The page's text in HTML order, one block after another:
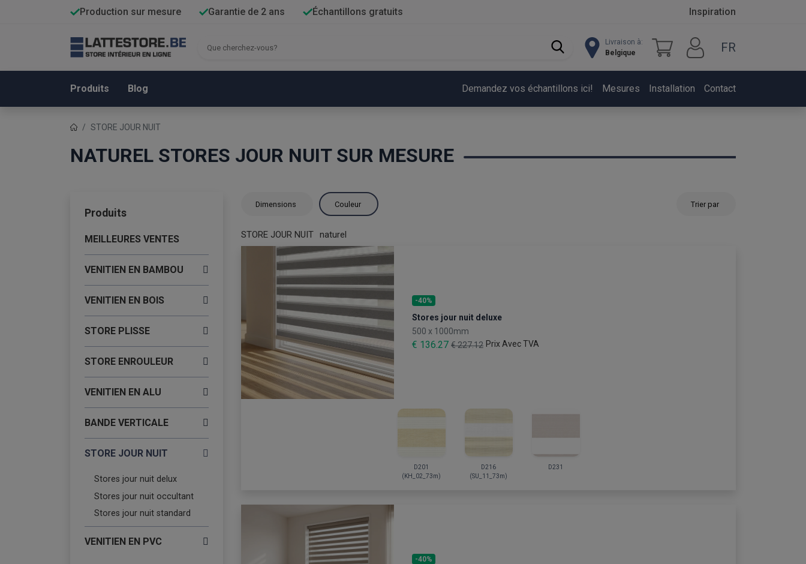
Production sur mesure Garantie de 2 ans Échantillons gratuits Inspiration
Livraison à:
Belgique
FR
Produits Blog Demandez vos échantillons ici! Mesures Installation Contact
STORE JOUR NUIT
NATUREL STORES JOUR NUIT SUR MESURE
Produits
MEILLEURES VENTES
VENITIEN EN BAMBOU
VENITIEN EN BOIS
STORE PLISSE
STORE ENROULEUR
VENITIEN EN ALU
BANDE VERTICALE
STORE JOUR NUIT
Stores jour nuit delux
Stores jour nuit occultant
Stores jour nuit standard
VENITIEN EN PVC
Dimensions Couleur Trier par
STORE JOUR NUIT naturel
-40%
Stores jour nuit deluxe
500 x 1000mm
€ 136.27 € 227.12 Prix Avec TVA
D201
(KH_02_73m)
D216
(SU_11_73m)
D231
-40%